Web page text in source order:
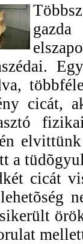
cicát,
a
cicát